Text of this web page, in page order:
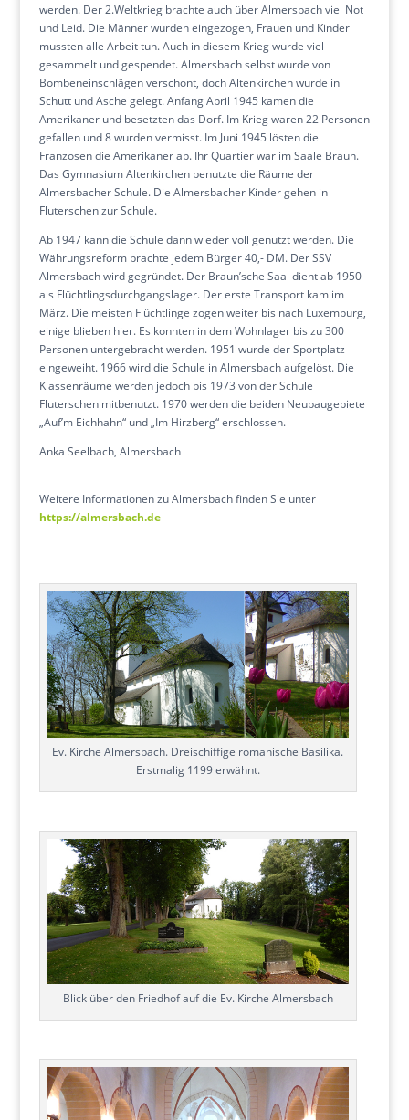
werden. Der 2.Weltkrieg brachte auch über Almersbach viel Not
und Leid. Die Männer wurden eingezogen, Frauen und Kinder
mussten alle Arbeit tun. Auch in diesem Krieg wurde viel
gesammelt und gespendet. Almersbach selbst wurde von
Bombeneinschlägen verschont, doch Altenkirchen wurde in
Schutt und Asche gelegt. Anfang April 1945 kamen die
Amerikaner und besetzten das Dorf. Im Krieg waren 22 Personen
gefallen und 8 wurden vermisst. Im Juni 1945 lösten die
Franzosen die Amerikaner ab. Ihr Quartier war im Saale Braun.
Das Gymnasium Altenkirchen benutzte die Räume der
Almersbacher Schule. Die Almersbacher Kinder gehen in
Fluterschen zur Schule.
Ab 1947 kann die Schule dann wieder voll genutzt werden. Die
Währungsreform brachte jedem Bürger 40,- DM. Der SSV
Almersbach wird gegründet. Der Braun’sche Saal dient ab 1950
als Flüchtlingsdurchgangslager. Der erste Transport kam im
März. Die meisten Flüchtlinge zogen weiter bis nach Luxemburg,
einige blieben hier. Es konnten in dem Wohnlager bis zu 300
Personen untergebracht werden. 1951 wurde der Sportplatz
eingeweiht. 1966 wird die Schule in Almersbach aufgelöst. Die
Klassenräume werden jedoch bis 1973 von der Schule
Fluterschen mitbenutzt. 1970 werden die beiden Neubaugebiete
„Auf’m Eichhahn“ und „Im Hirzberg“ erschlossen.
Anka Seelbach, Almersbach
Weitere Informationen zu Almersbach finden Sie unter
https://almersbach.de
Ev. Kirche Almersbach. Dreischiffige romanische Basilika.
Erstmalig 1199 erwähnt.
Blick über den Friedhof auf die Ev. Kirche Almersbach